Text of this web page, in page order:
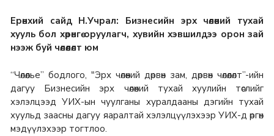
Ерөнхий сайд Н.Учрал: Бизнесийн эрх чөлөөний тухай
хууль бол хөрөнгө оруулагч, хувийн хэвшилдээ орон зай
нээж буй чөлөөлөлт юм
“Чөлөөлье” бодлого, "Эрх чөлөөний дөрвөн зам, дөрвөн чөлөөлөлт”-ийн
дагуу Бизнесийн эрх чөлөөний тухай хуулийн төслийг
хэлэлцээд УИХ-ын чуулганы хуралдааны дэгийн тухай
хуульд заасны дагуу яаралтай хэлэлцүүлэхээр УИХ-д өргөн
мэдүүлэхээр тогтлоо.